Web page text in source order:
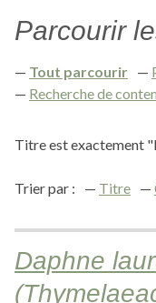
Parcourir
Tout parcourir
Recherche de
Titre est exactement
Trier par : Titre
Daphne